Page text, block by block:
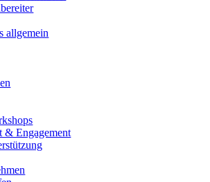
allgemein
& Engagement